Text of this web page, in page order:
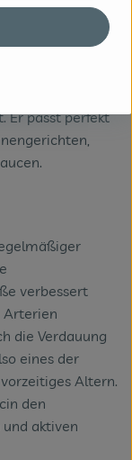
Generell
eingesetzt
Er passt perfekt
verbessert
Arterien
die Verdauung
eines der
Altern.
den
aktiven